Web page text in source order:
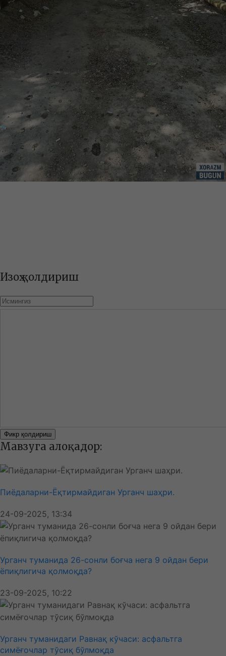
Изоҳ қолдириш
Фикр қолдириш
Мавзуга алоқадор:
Пиёдаларни-Ёқтирмайдиган Урганч шаҳри.
24-09-2025, 13:34
Урганч туманида 26-сонли боғча нега 9 ойдан бери
ёпиқлигича қолмоқда?
23-09-2025, 10:22
Урганч туманидаги Равнақ кўчаси: асфальтга
симёғочлар тўсиқ бўлмоқда